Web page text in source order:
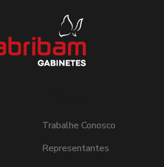
Trabalhe Conosco
Representantes